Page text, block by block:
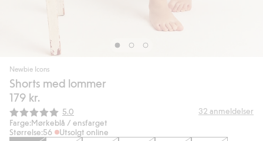
Newbie Icons
Shorts med lommer
179 kr.
Gjennomsnittskarakter:
5.0 32 anmeldelser
Farge:Mørkeblå / ensfarget
Størrelse:56 Utsolgt online